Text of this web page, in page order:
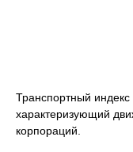
Транспортный
характеризующий
корпораций.